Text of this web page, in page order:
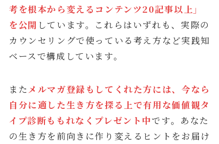
考を根本から変えるコンテンツ20記事以上」
を公開 しています。これらはいずれも、実際の
カウンセリングで使っている考え方など実践知
ベースで構成しています。
また メルマガ登録もしてくれた方には、今なら
自分に適した生き方を探る上で有用な価値観タ
イプ診断ももれなくプレゼント中です。 あなた
の生き方を前向きに作り変えるヒントをお届け